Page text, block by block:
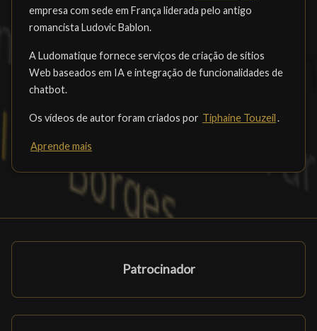
empresa com sede em França liderada pelo antigo
romancista Ludovic Bablon.
A Ludomatique fornece serviços de criação de sítios
Web baseados em IA e integração de funcionalidades de
chatbot.
Os vídeos de autor foram criados por Tiphaine Touzeil.
Aprende mais
Patrocinador